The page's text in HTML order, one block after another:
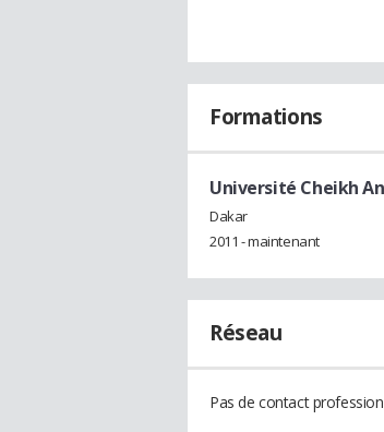
Formations
Université Cheikh
Dakar
2011 - maintenant
Réseau
Pas de contact